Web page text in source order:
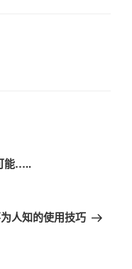
能…..
人知的使用技巧